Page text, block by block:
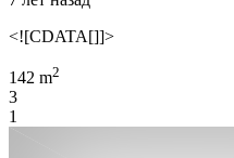
<![CDATA[]]>
142 m2
3
1